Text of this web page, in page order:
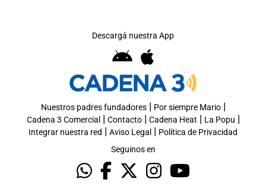
Descargá nuestra App
Nuestros padres fundadores| Por siempre Mario|
Cadena 3 Comercial | Contacto| Cadena Heat | La Popu |
Integrar nuestra red | Aviso Legal | Política de Privacidad
Seguinos en